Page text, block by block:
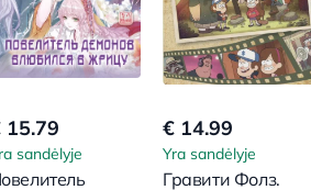
15.79
sandėlyje
€ 14.99
Yra sandėlyje
Гравити Фолз.